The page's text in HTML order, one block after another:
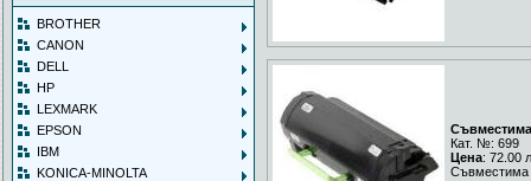
BROTHER
CANON
DELL
HP
LEXMARK
EPSON
IBM
KONICA-MINOLTA
Съвместима
Кат. №: 699
Цена: 72.00
Съвместима